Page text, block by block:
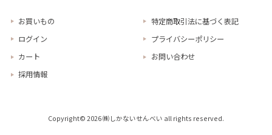
お買いもの
ログイン
カート
採用情報
特定商取引法に基づく表記
プライバシーポリシー
お問い合わせ
Copyright© 2026 ㈱しかないせんべい all rights reserved.